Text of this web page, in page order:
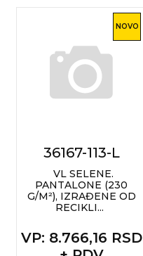
NOVO
36167-113-L
VL SELENE.
PANTALONE (230
G/M²), IZRAĐENE OD
RECIKLI...
VP: 8.766,16 RSD